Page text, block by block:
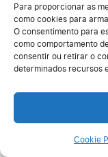
Para proporcionar as
como cookies para
O consentimento para
como comportamento
consentir ou retirar o
determinados recursos
Cookie
ONGs
LGPD